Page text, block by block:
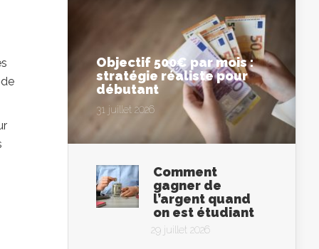
Objectif 500€ par mois :
stratégie réaliste pour
débutant
31 juillet 2026
Comment
gagner de
l’argent quand
on est étudiant
29 juillet 2026